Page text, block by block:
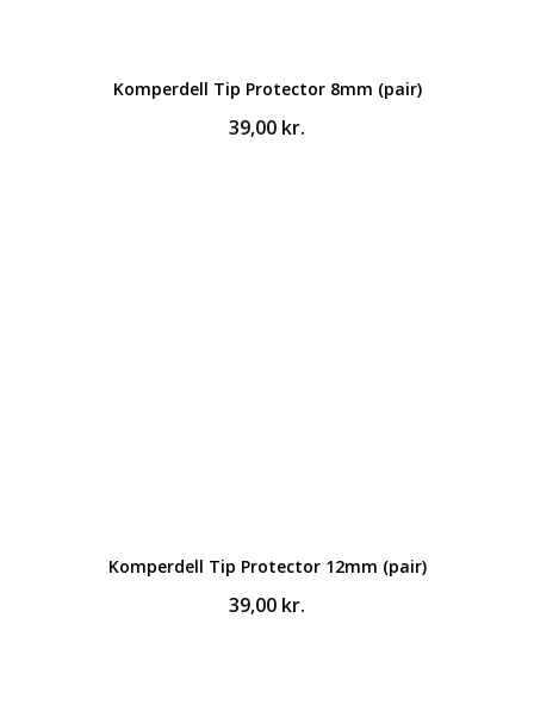
Komperdell Tip Protector 8mm (pair)
39,00 kr.
Komperdell Tip Protector 12mm (pair)
39,00 kr.